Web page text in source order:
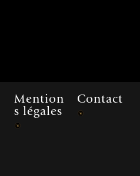
Mention
s légales
Contact